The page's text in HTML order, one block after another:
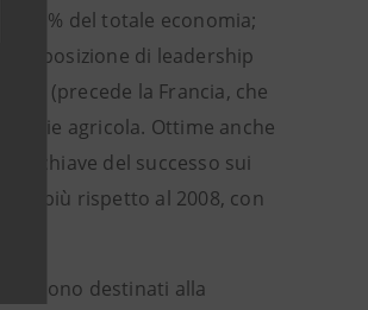
4,1% del totale economia;
posizione di leadership
(precede la Francia, che
agricola. Ottime anche
chiave del successo sui
in più rispetto al 2008, con
sono destinati alla